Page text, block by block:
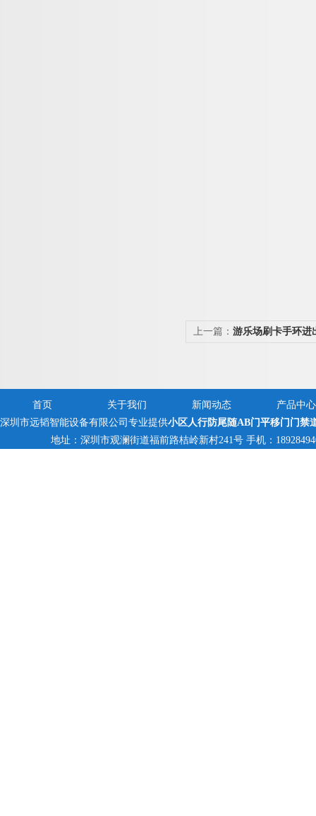
上一篇： 游乐场刷卡手环进
首页 关于我们 新闻动态
产品中心
深圳市远韬智能设备有限公司专业提供小区人行防尾随AB门平移门门禁
地址：深圳市观澜街道福前路桔岭新村241号 手机：